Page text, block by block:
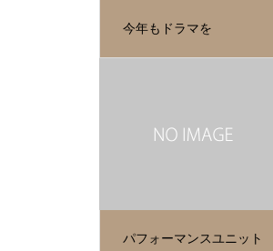
今年もドラマを
パフォーマンスユニット